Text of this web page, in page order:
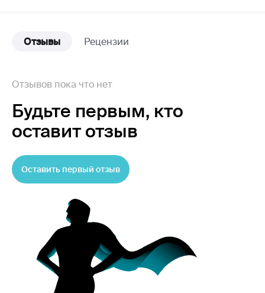
Отзывы Рецензии
Отзывов пока что нет
Будьте первым, кто
оставит отзыв
Оставить первый отзыв